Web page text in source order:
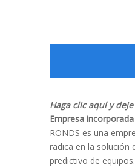
Haga clic aquí y
Empresa
RONDS es una
radica en la solución
predictivo de equipos.